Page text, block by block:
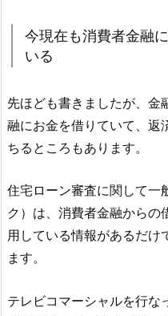
今現在も消費者金融
いる
先ほども書きましたが、金
融にお金を借りていて、返
ちるところもあります。
住宅ローン審査に関して一
ク）は、消費者金融からの
用している情報があるだけ
ます。
テレビコマーシャルを行な